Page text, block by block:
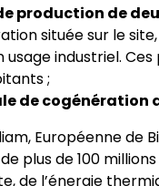
production de
située sur le
usage industriel.
;
de cogénération
Européenne de
plus de 100
de l’énergie